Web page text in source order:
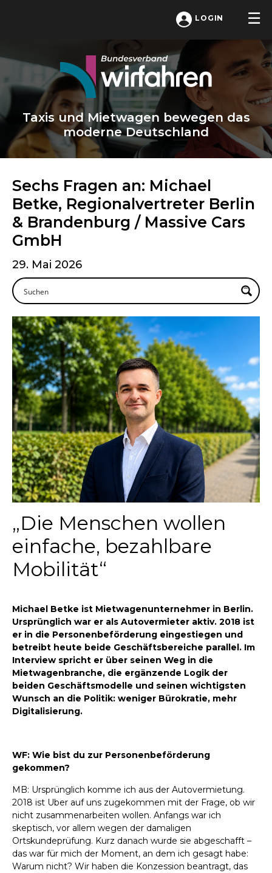
LOGIN
Taxis und Mietwagen bewegen das
moderne Deutschland
Sechs Fragen an: Michael
Betke, Regionalvertreter Berlin
& Brandenburg / Massive Cars
GmbH
29. Mai 2026
„Die Menschen wollen
einfache, bezahlbare
Mobilität“
Michael Betke ist Mietwagenunternehmer in Berlin.
Ursprünglich war er als Autovermieter aktiv. 2018 ist
er in die Personenbeförderung eingestiegen und
betreibt heute beide Geschäftsbereiche parallel. Im
Interview spricht er über seinen Weg in die
Mietwagenbranche, die ergänzende Logik der
beiden Geschäftsmodelle und seinen wichtigsten
Wunsch an die Politik: weniger Bürokratie, mehr
Digitalisierung.
WF: Wie bist du zur Personenbeförderung
gekommen?
MB: Ursprünglich komme ich aus der Autovermietung.
2018 ist Uber auf uns zugekommen mit der Frage, ob wir
nicht zusammenarbeiten wollen. Anfangs war ich
skeptisch, vor allem wegen der damaligen
Ortskundeprüfung. Kurz danach wurde sie abgeschafft –
das war für mich der Moment, an dem ich gesagt habe:
Warum nicht? Wir haben die Konzession beantragt, das